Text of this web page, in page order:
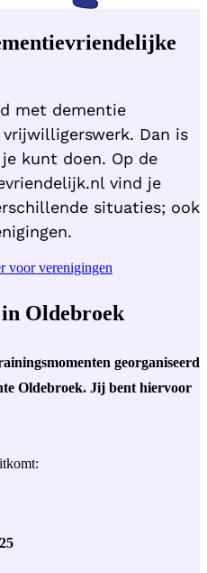
met dementie
Dan is
kunt doen. Op de
vind je
situaties; ook
voor verenigingen
Oldebroek
georganiseerd
Oldebroek. Jij bent hiervoor